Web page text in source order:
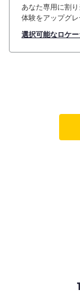
あなた専用に割
体験をアップグレ
選択可能なロケ